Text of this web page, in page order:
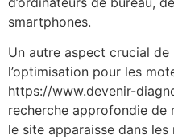
smartphones.
Un autre aspect crucial
l’optimisation pour les
https://www.devenir-
recherche approfondie
le site apparaisse dans